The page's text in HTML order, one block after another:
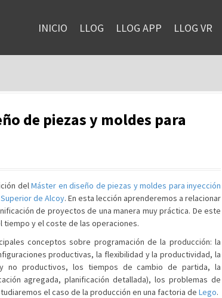
INICIO LLOG LLOG APP LLOG VR
de piezas y moldes para
delMáster en diseño de piezas y moldes para inyección
de Alcoy. En esta lección aprenderemos a relacionar
de proyectos de una manera muy práctica. De este
y el coste de las operaciones.
conceptos sobre programación de la producción: la
productivas, la flexibilidad y la productividad, la
no productivos, los tiempos de cambio de partida, la
agregada, planificación detallada), los problemas de
el caso de la producción en una factoria de Lego.